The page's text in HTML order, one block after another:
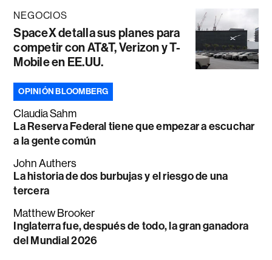
NEGOCIOS
SpaceX detalla sus planes para
competir con AT&T, Verizon y T-
Mobile en EE.UU.
OPINIÓN BLOOMBERG
Claudia Sahm
La Reserva Federal tiene que empezar a escuchar
a la gente común
John Authers
La historia de dos burbujas y el riesgo de una
tercera
Matthew Brooker
Inglaterra fue, después de todo, la gran ganadora
del Mundial 2026